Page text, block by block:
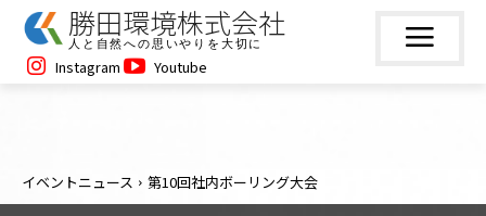
勝田環境株式会社
人と自然への思いやりを大切に
Instagram Youtube
イベントニュース 第10回社内ボーリング大会